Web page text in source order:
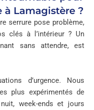
Lamagistère ?
serrure pose problème,
clés à l’intérieur ? Un
sans attendre, est
d’urgence. Nous
plus expérimentés de
week-ends et jours